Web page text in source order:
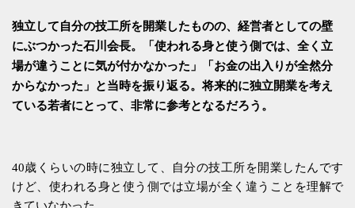
独立して自分の技工所を開業したものの、経営者としての壁
にぶつかった石川会長。「使われる身と使う側では、全く立
場が違うことに気が付かなかった」「お金の出入りが全然分
からなかった」と当時を振り返る。将来的に独立開業を考え
ている若者にとって、非常に参考となるだろう。
40歳くらいの時に独立して、自分の技工所を開業したんです
けど、使われる身と使う側では立場が全く違うことを理解で